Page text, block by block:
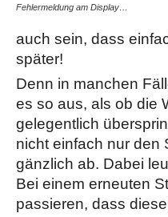
Fehlermeldung am Display…
auch sein, dass
später!
Denn in manchen
es so aus, als ob die
gelegentlich
nicht einfach nur den
gänzlich ab. Dabei
Bei einem erneuten
passieren, dass